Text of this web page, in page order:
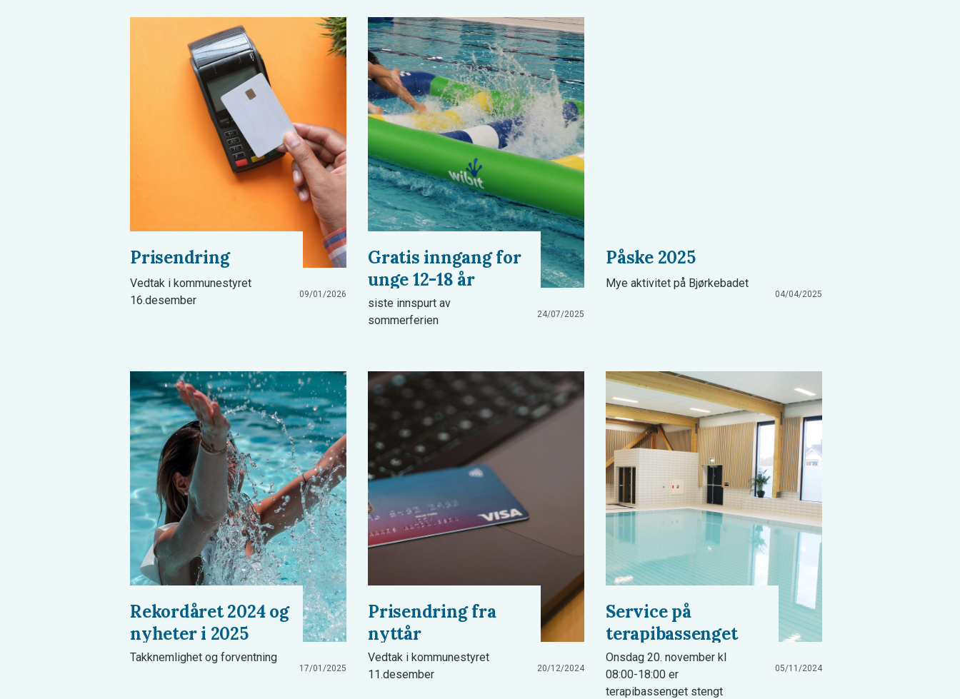
Prisendring
09/01/2026
Vedtak i kommunestyret
16.desember
Gratis inngang for
unge 12-18 år
24/07/2025
siste innspurt av
sommerferien
Påske 2025
04/04/2025
Mye aktivitet på Bjørkebadet
Rekordåret 2024 og
nyheter i 2025
17/01/2025
Takknemlighet og forventning
Prisendring fra
nyttår
20/12/2024
Vedtak i kommunestyret
11.desember
Service på
terapibassenget
05/11/2024
Onsdag 20. november kl
08:00-18:00 er
terapibassenget stengt